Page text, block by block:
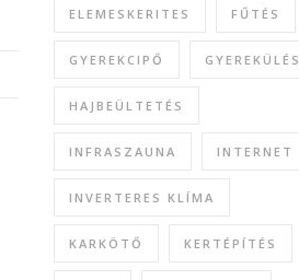
ELEMESKERITES FŰTÉS
GYEREKCIPŐ GYEREKÜLÉS
HAJBEÜLTETÉS
INFRASZAUNA INTERNET
INVERTERES KLÍMA
KARKÖTŐ KERTÉPÍTÉS